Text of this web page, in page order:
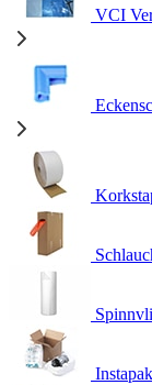
VCI